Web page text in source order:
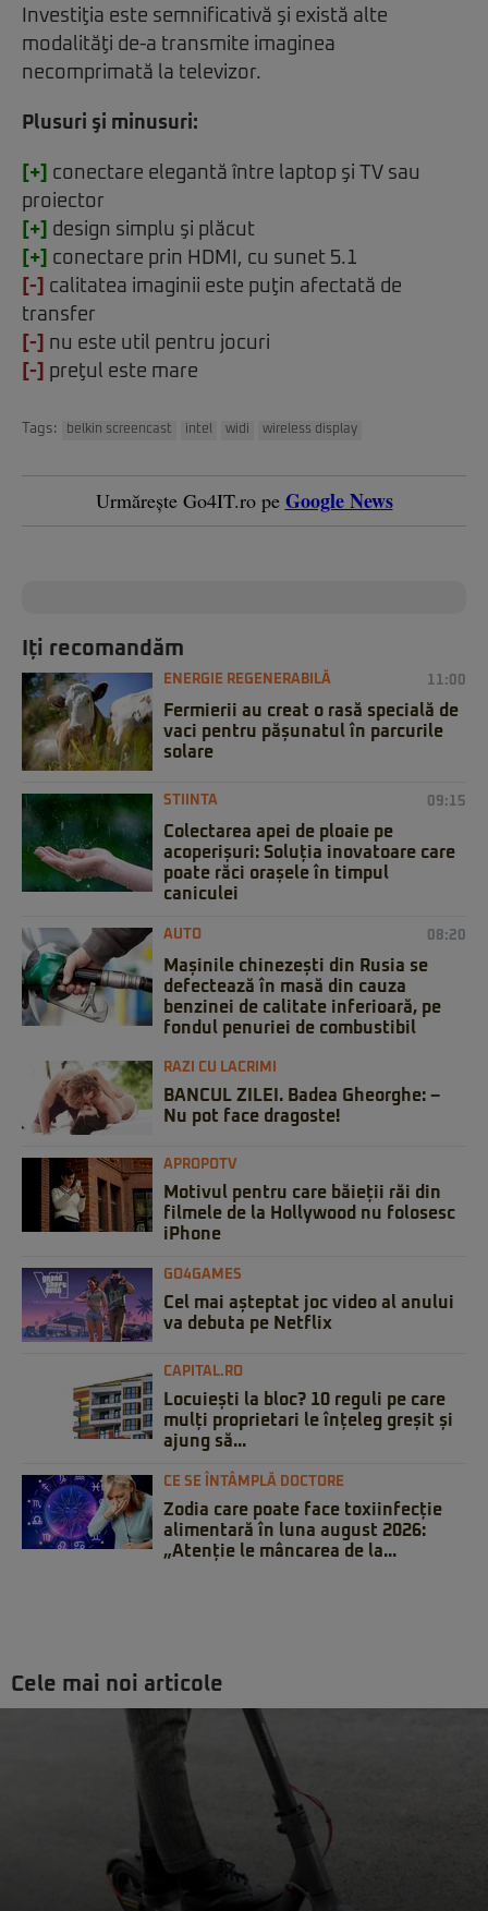
Investiţia este semnificativă şi există alte
modalităţi de-a transmite imaginea
necomprimată la televizor.
Plusuri şi minusuri:
[+] conectare elegantă între laptop şi TV sau
proiector
[+] design simplu şi plăcut
[+] conectare prin HDMI, cu sunet 5.1
[-]
calitatea imaginii este puţin afectată de
transfer
[-]
nu este util pentru jocuri
[-]
preţul este mare
Tags: belkin screencast intel widi wireless display
Urmărește Go4IT.ro pe Google News
Iți recomandăm
ENERGIE REGENERABILĂ 11:00
Fermierii au creat o rasă specială de
vaci pentru pășunatul în parcurile
solare
STIINTA 09:15
Colectarea apei de ploaie pe
acoperișuri: Soluția inovatoare care
poate răci orașele în timpul
caniculei
AUTO 08:20
Mașinile chinezești din Rusia se
defectează în masă din cauza
benzinei de calitate inferioară, pe
fondul penuriei de combustibil
RAZI CU LACRIMI
BANCUL ZILEI. Badea Gheorghe: –
Nu pot face dragoste!
APROPOTV
Motivul pentru care băieții răi din
filmele de la Hollywood nu folosesc
iPhone
GO4GAMES
Cel mai așteptat joc video al anului
va debuta pe Netflix
CAPITAL.RO
Locuiești la bloc? 10 reguli pe care
mulți proprietari le înțeleg greșit și
ajung să...
CE SE ÎNTÂMPLĂ DOCTORE
Zodia care poate face toxiinfecție
alimentară în luna august 2026:
„Atenție le mâncarea de la...
Cele mai noi articole